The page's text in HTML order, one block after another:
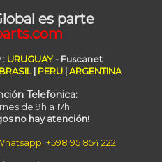
es parte
: URUGUAY- Fuscanet
BRASIL| PERU |ARGENTINA
Telefonica:
de 9h a 17h
no hay atención!
+598 95 854 222